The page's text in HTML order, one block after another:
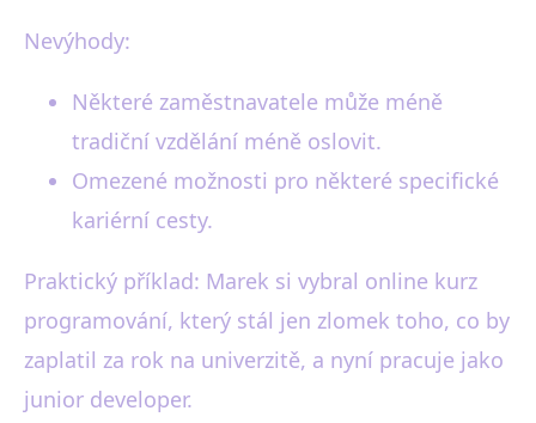
Nevýhody:
Některé zaměstnavatele může méně
tradiční vzdělání méně oslovit.
Omezené možnosti pro některé specifické
kariérní cesty.
Praktický příklad: Marek si vybral online kurz
programování, který stál jen zlomek toho, co by
zaplatil za rok na univerzitě, a nyní pracuje jako
junior developer.